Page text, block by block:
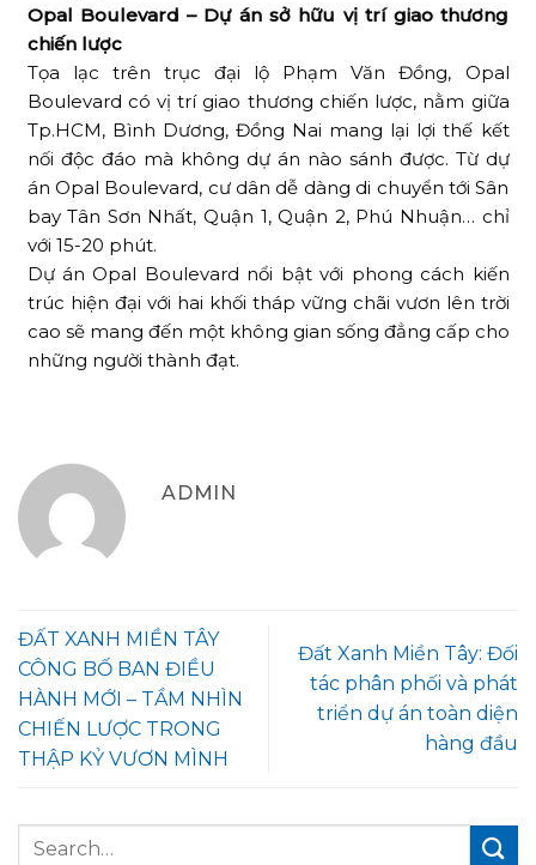
Opal Boulevard – Dự án sở hữu vị trí giao thương
chiến lược
Tọa lạc trên trục đại lộ Phạm Văn Đồng, Opal
Boulevard có vị trí giao thương chiến lược, nằm giữa
Tp.HCM, Bình Dương, Đồng Nai mang lại lợi thế kết
nối độc đáo mà không dự án nào sánh được. Từ dự
án Opal Boulevard, cư dân dễ dàng di chuyển tới Sân
bay Tân Sơn Nhất, Quận 1, Quận 2, Phú Nhuận… chỉ
với 15-20 phút.
Dự án Opal Boulevard nổi bật với phong cách kiến
trúc hiện đại với hai khối tháp vững chãi vươn lên trời
cao sẽ mang đến một không gian sống đẳng cấp cho
những người thành đạt.
ADMIN
ĐẤT XANH MIỀN TÂY
CÔNG BỐ BAN ĐIỀU
HÀNH MỚI – TẦM NHÌN
CHIẾN LƯỢC TRONG
THẬP KỶ VƯƠN MÌNH
Đất Xanh Miền Tây: Đối
tác phân phối và phát
triển dự án toàn diện
hàng đầu